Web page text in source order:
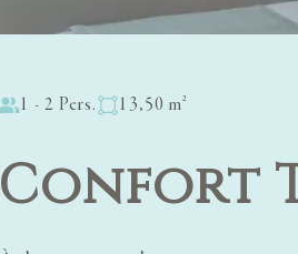
1 - 2 Pers. 13,50 m²
Confort